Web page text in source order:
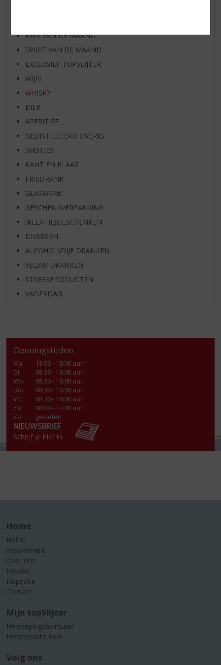
BIER VAN DE MAAND
SPIRIT VAN DE MAAND
EXCLUSIEF TOPSLIJTER
WIJN
WHISKY
BIER
APERITIEF
GEDISTILLEERD OVERIG
SHOTJES
KANT EN KLAAR
FRISDRANK
GLASWERK
GESCHENKVERPAKKING
(RELATIE)GESCHENKEN
DIVERSEN
ALCOHOLVRIJE DRANKEN
VEGAN DRANKEN
STREEKPRODUCTEN
VADERDAG
Openingstijden
Ma:
13.00 - 18.00 uur
Di:
08.30 - 18.00 uur
Wo:
08.30 - 18.00 uur
Do:
08.30 - 18.00 uur
Vr:
08.30 - 18:00 uur
Za:
08.00 - 17.00 uur
Zo:
gesloten
NIEUWSBRIEF
Schrijf je hier in
Home
Home
Assortiment
Over ons
Nieuws
Inspiratie
Contact
Mijn topSlijter
Herroepingsformulier
Interessante links
Volg ons